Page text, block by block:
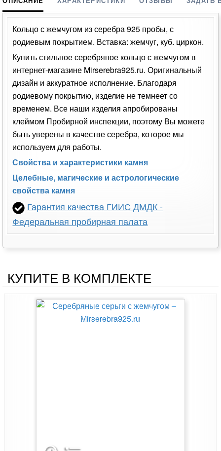
Кольцо с жемчугом из серебра 925 пробы, с
родиевым покрытием. Вставка: жемчуг, куб. циркон.
Купить стильное серебряное кольцо с жемчугом в
интернет-магазине Mirserebra925.ru. Оригинальный
дизайн и аккуратное исполнение. Благодаря
родиевому покрытию, изделие не темнеет со
временем. Все наши изделия апробированы
клеймом Пробирной инспекции, поэтому Вы можете
быть уверены в качестве серебра, которое мы
используем для работы.
Свойства и характеристики камня
Целебные, магические и астрологические
свойства камня
Гарантия качества ГИИС ДМДК -
Федеральная пробирная палата
КУПИТЕ В КОМПЛЕКТЕ